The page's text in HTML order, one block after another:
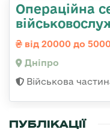
Операційна
від 20000 до
Дніпро
Військова
ПУБЛІКАЦІЇ